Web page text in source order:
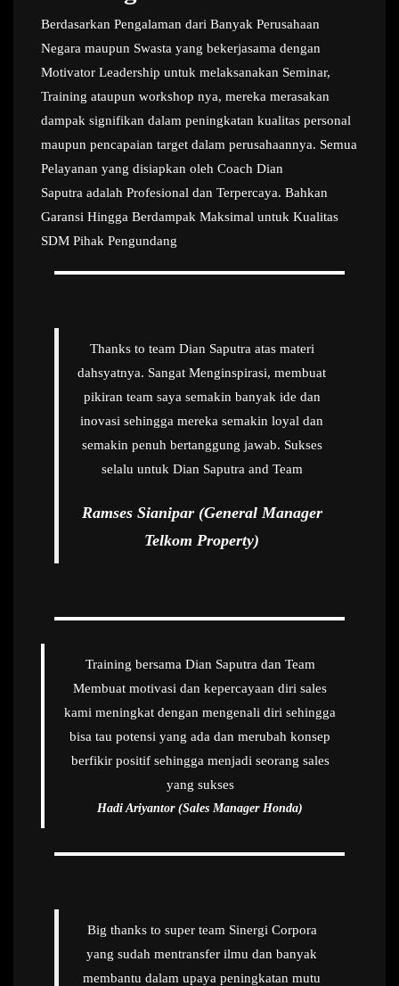
Berdasarkan Pengalaman dari Banyak Perusahaan
Negara maupun Swasta yang bekerjasama dengan
Motivator Leadership untuk melaksanakan Seminar,
Training ataupun workshop nya, mereka merasakan
dampak signifikan dalam peningkatan kualitas personal
maupun pencapaian target dalam perusahaannya. Semua
Pelayanan yang disiapkan oleh Coach Dian
Saputra adalah Profesional dan Terpercaya. Bahkan
Garansi Hingga Berdampak Maksimal untuk Kualitas
SDM Pihak Pengundang
Thanks to team Dian Saputra atas materi
dahsyatnya. Sangat Menginspirasi, membuat
pikiran team saya semakin banyak ide dan
inovasi sehingga mereka semakin loyal dan
semakin penuh bertanggung jawab. Sukses
selalu untuk Dian Saputra and Team
Ramses Sianipar (General Manager
Telkom Property)
Training bersama Dian Saputra dan Team
Membuat motivasi dan kepercayaan diri sales
kami meningkat dengan mengenali diri sehingga
bisa tau potensi yang ada dan merubah konsep
berfikir positif sehingga menjadi seorang sales
yang sukses
Hadi Ariyantor (Sales Manager Honda)
Big thanks to super team Sinergi Corpora
yang sudah mentransfer ilmu dan banyak
membantu dalam upaya peningkatan mutu